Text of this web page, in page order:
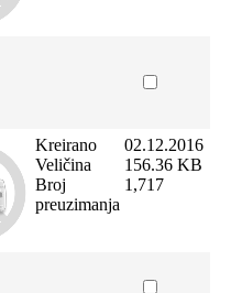
Kreirano
Veličina
Broj
preuzimanja
02.12.2016
156.36 KB
1,717